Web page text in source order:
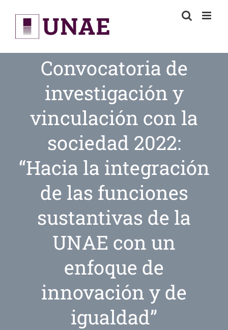
content
Convocatoria de
investigación y
vinculación con la
sociedad 2022:
“Hacia la integración
de las funciones
sustantivas de la
UNAE con un
enfoque de
innovación y de
igualdad”